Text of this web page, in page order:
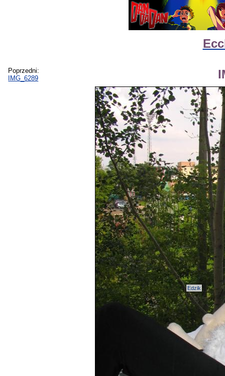
Poprzedni:
IMG_6289
Edzik